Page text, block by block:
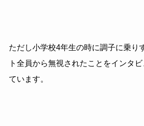
ただし小学校4年生の時に調子に乗り
ト全員から無視されたことをインタ
ています。